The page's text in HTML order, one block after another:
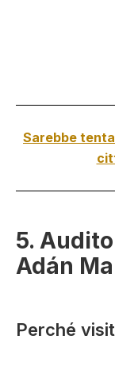
Sarebbe
5.
Adán
Perché